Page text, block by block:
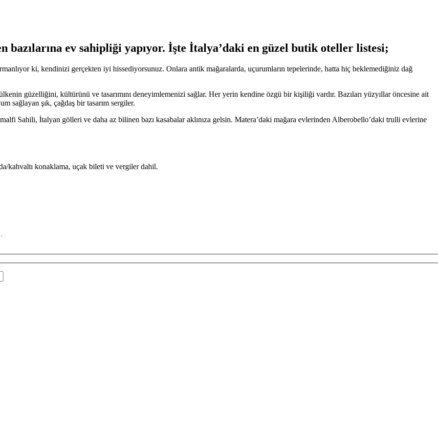
bazılarına ev sahipliği yapıyor. İşte İtalya’daki en güzel butik oteller listesi;
ki, kendinizi gerçekten iyi hissediyorsunuz. Onlara antik mağaralarda, uçurumların tepelerinde, hatta hiç beklemediğiniz dağ
güzelliğini, kültürünü ve tasarımını deneyimlemenizi sağlar. Her yerin kendine özgü bir kişiliği vardır. Bazıları yüzyıllar öncesine ait
sağlayan şık, çağdaş bir tasarım sergiler.
Sahili, İtalyan gölleri ve daha az bilinen bazı kasabalar aklınıza gelsin. Matera’daki mağara evlerinden Alberobello’daki trulli evlerine
kahvaltı konaklama, uçak bileti ve vergiler dahil.